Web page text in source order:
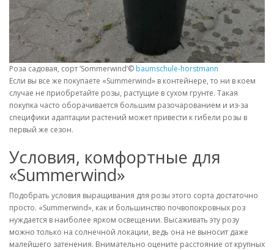
Роза садовая, сорт ‘Sommerwind’© baumschule-horstmann
Если вы все же покупаете «Summerwind» в контейнере, то ни в коем
случае не приобретайте розы, растущие в сухом грунте. Такая
покупка часто оборачивается большим разочарованием и из-за
специфики адаптации растений может привести к гибели розы в
первый же сезон.
Условия, комфортные для
«Summerwind»
Подобрать условия выращивания для розы этого сорта достаточно
просто. «Summerwind», как и большинство почвопокровных роз
нуждается в наиболее ярком освещении. Высаживать эту розу
можно только на солнечной локации, ведь она не выносит даже
малейшего затенения. Внимательно оцените расстояние от крупных